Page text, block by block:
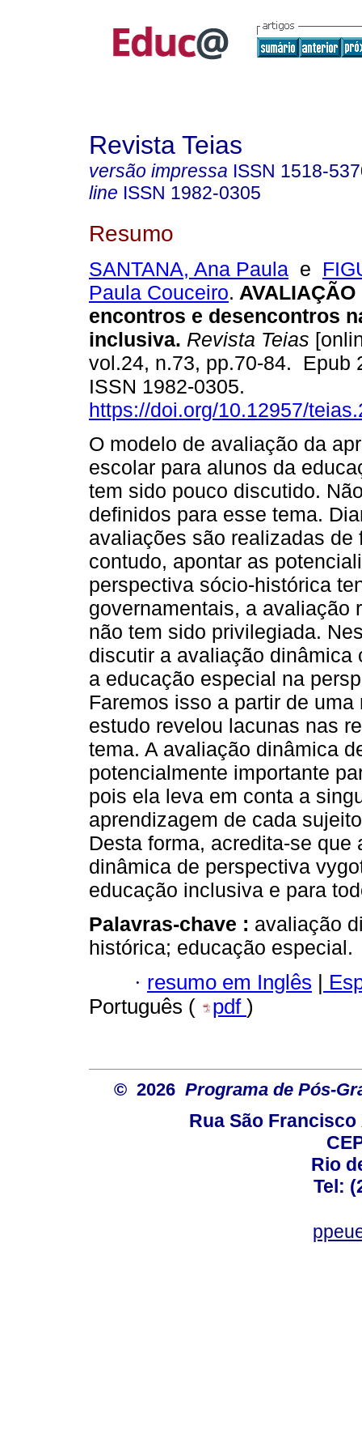
Revista Teias
versão impressa ISSN 1518-
line ISSN 1982-0305
Resumo
SANTANA, Ana Paula e
Paula Couceiro.
encontros e desencontros
inclusiva. Revista Teias
vol.24, n.73, pp.70-84. Epub
ISSN 1982-0305.
https://doi.org/10.12957/
O modelo de avaliação da
escolar para alunos da
tem sido pouco discutido.
definidos para esse tema.
avaliações são realizadas
contudo, apontar as
perspectiva sócio-histórica
governamentais, a avaliação
não tem sido privilegiada.
discutir a avaliação
a educação especial na
Faremos isso a partir de
estudo revelou lacunas nas
tema. A avaliação dinâmica
potencialmente importante
pois ela leva em conta a
aprendizagem de cada
Desta forma, acredita-se
dinâmica de perspectiva
educação inclusiva e para
Palavras-chave : avaliação
histórica; educação especial.
· resumo em Inglês |
Português (
pdf )
© 2026 Programa de Pós-
Rua São Francisco
Rio
Tel: